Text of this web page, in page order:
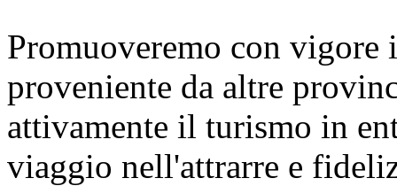
Promuoveremo con
proveniente da altre
attivamente il turismo in
viaggio nell'attrarre e